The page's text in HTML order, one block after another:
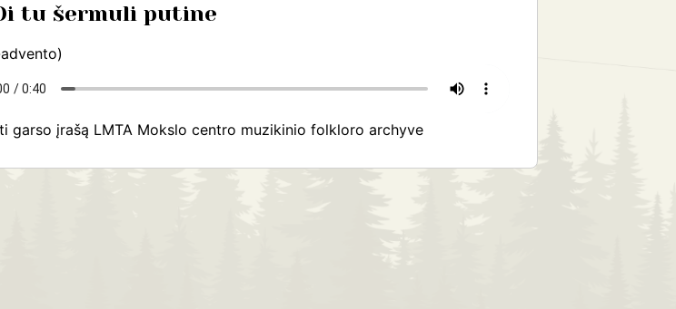
tu šermuli putine
garso įrašą LMTA Mokslo centro muzikinio folkloro archyve